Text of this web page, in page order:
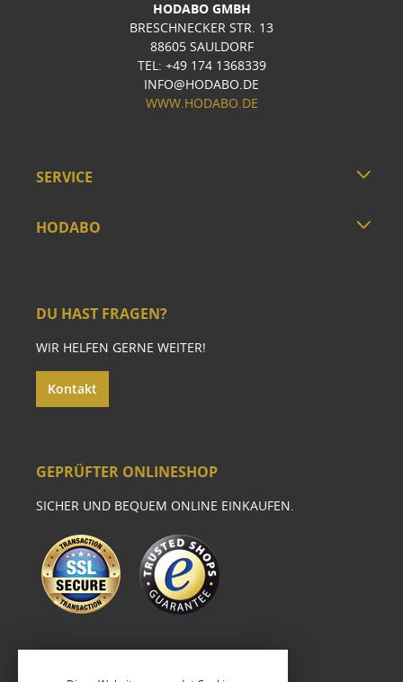
HODABO GMBH
BRESCHNECKER STR. 13
88605 SAULDORF
TEL: +49 174 1368339
INFO@HODABO.DE
WWW.HODABO.DE
SERVICE
HODABO
DU HAST FRAGEN?
WIR HELFEN GERNE WEITER!
Kontakt
GEPRÜFTER ONLINESHOP
SICHER UND BEQUEM ONLINE EINKAUFEN.